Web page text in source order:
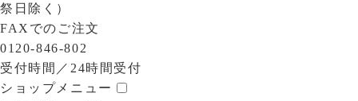
祭日除く）
FAXでのご注文
0120-846-802
受付時間／ 24時間受付
ショップメニュー